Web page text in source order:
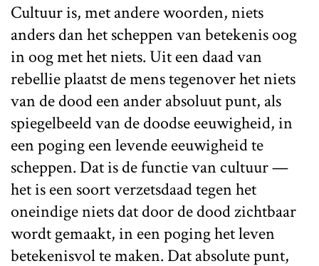
Cultuur is, met andere woorden, niets
anders dan het scheppen van betekenis oog
in oog met het niets. Uit een daad van
rebellie plaatst de mens tegenover het niets
van de dood een ander absoluut punt, als
spiegelbeeld van de doodse eeuwigheid, in
een poging een levende eeuwigheid te
scheppen. Dat is de functie van cultuur —
het is een soort verzetsdaad tegen het
oneindige niets dat door de dood zichtbaar
wordt gemaakt, in een poging het leven
betekenisvol te maken. Dat absolute punt,